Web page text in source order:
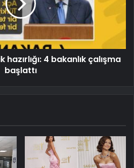
4 bakanlık çalışma
başlattı